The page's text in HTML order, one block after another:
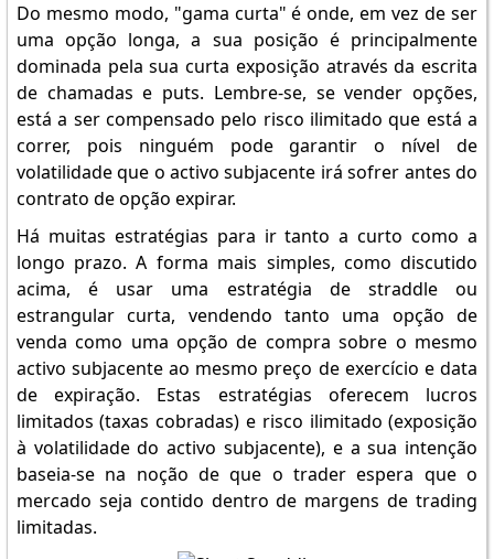
Do mesmo modo, "gama curta" é onde, em vez de ser
uma opção longa, a sua posição é principalmente
dominada pela sua curta exposição através da escrita
de chamadas e puts. Lembre-se, se vender opções,
está a ser compensado pelo risco ilimitado que está a
correr, pois ninguém pode garantir o nível de
volatilidade que o activo subjacente irá sofrer antes do
contrato de opção expirar.
Há muitas estratégias para ir tanto a curto como a
longo prazo. A forma mais simples, como discutido
acima, é usar uma estratégia de straddle ou
estrangular curta, vendendo tanto uma opção de
venda como uma opção de compra sobre o mesmo
activo subjacente ao mesmo preço de exercício e data
de expiração. Estas estratégias oferecem lucros
limitados (taxas cobradas) e risco ilimitado (exposição
à volatilidade do activo subjacente), e a sua intenção
baseia-se na noção de que o trader espera que o
mercado seja contido dentro de margens de trading
limitadas.